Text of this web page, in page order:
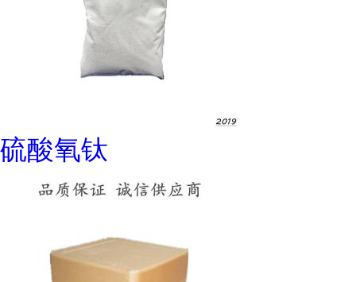
硫酸氧钛